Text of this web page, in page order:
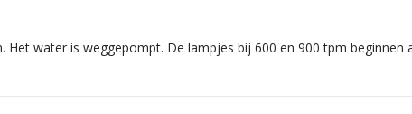
water is weggepompt. De lampjes bij 600 en 900 tpm beginnen